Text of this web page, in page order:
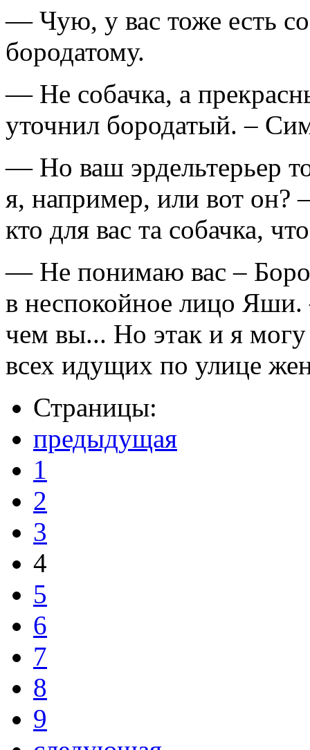
— Чую, у вас тоже есть
бородатому.
— Не собачка, а
уточнил бородатый. –
— Но ваш эрдельтерьер
я, например, или вот он?
кто для вас та собачка,
— Не понимаю вас –
в неспокойное лицо
чем вы... Но этак и я
всех идущих по улице
Страницы:
предыдущая
1
2
3
4
5
6
7
8
9